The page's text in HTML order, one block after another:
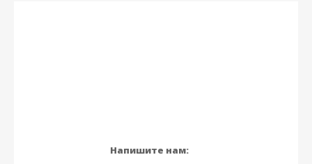
Напишите нам: